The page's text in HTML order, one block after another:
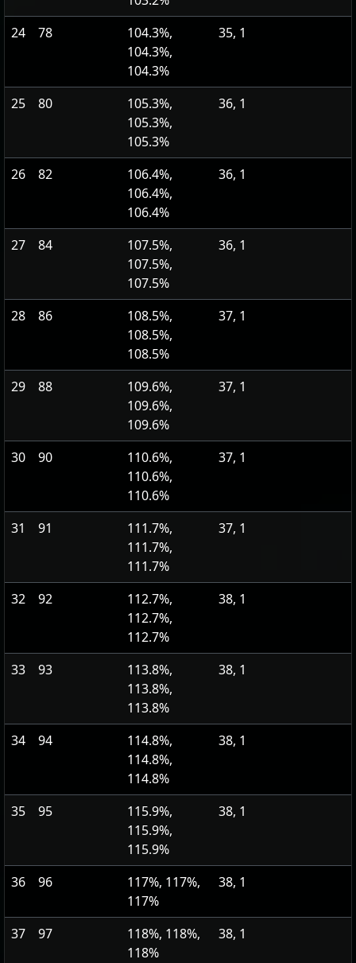
24
78
104.3%,
104.3%,
104.3%
35, 1
25 80
105.3%,
105.3%,
105.3%
36, 1
26 82
106.4%,
106.4%,
106.4%
36, 1
27 84
107.5%,
107.5%,
107.5%
36, 1
28 86
108.5%,
108.5%,
108.5%
37, 1
29 88
109.6%,
109.6%,
109.6%
37, 1
30 90
110.6%,
110.6%,
110.6%
37, 1
31 91
111.7%,
111.7%,
111.7%
37, 1
32 92
112.7%,
112.7%,
112.7%
38, 1
33 93
113.8%,
113.8%,
113.8%
38, 1
34 94
114.8%,
114.8%,
114.8%
38, 1
35 95
115.9%,
115.9%,
115.9%
38, 1
36 96
117%, 117%,
117%
38, 1
37 97
118%, 118%,
118%
38, 1